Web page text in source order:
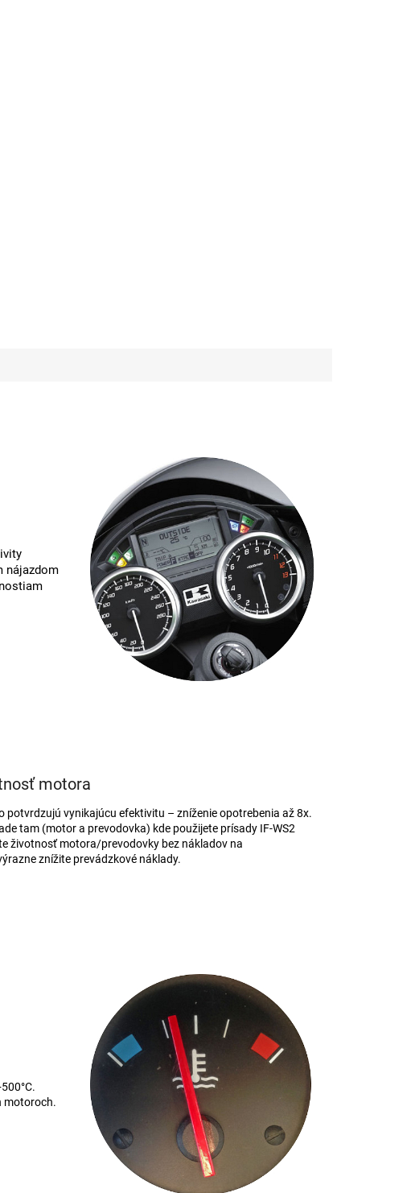
nájazdom
motora
potvrdzujú vynikajúcu efektivitu – zníženie opotrebenia až 8x.
tam (motor a prevodovka) kde použijete prísady IF-WS2
životnosť motora/prevodovky bez nákladov na
znížite prevádzkové náklady.
motoroch.